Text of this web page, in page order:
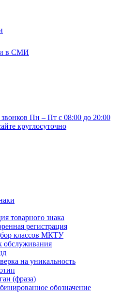
в СМИ
Пн – Пт с 08:00 до 20:00
круглосуточно
товарного знака
регистрация
классов МКТУ
обслуживания
на уникальность
(фраза)
обозначение